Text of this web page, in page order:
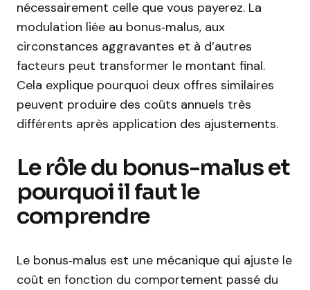
nécessairement celle que vous payerez. La
modulation liée au bonus‑malus, aux
circonstances aggravantes et à d’autres
facteurs peut transformer le montant final.
Cela explique pourquoi deux offres similaires
peuvent produire des coûts annuels très
différents après application des ajustements.
Le rôle du bonus-malus et
pourquoi il faut le
comprendre
Le bonus‑malus est une mécanique qui ajuste le
coût en fonction du comportement passé du